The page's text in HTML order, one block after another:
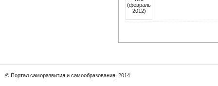
© Портал саморазвития и самообразования, 2014